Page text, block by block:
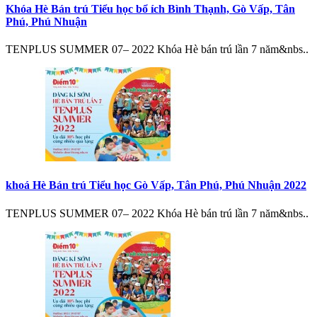
Khóa Hè Bán trú Tiểu học bổ ích Bình Thạnh, Gò Vấp, Tân
Phú, Phú Nhuận
TENPLUS SUMMER 07– 2022 Khóa Hè bán trú lần 7 năm&nbs..
khoá Hè Bán trú Tiểu học Gò Vấp, Tân Phú, Phú Nhuận 2022
TENPLUS SUMMER 07– 2022 Khóa Hè bán trú lần 7 năm&nbs..